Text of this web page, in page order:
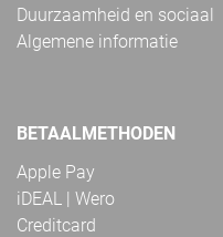
Duurzaamheid en sociaal
Algemene informatie
BETAALMETHODEN
Apple Pay
iDEAL | Wero
Creditcard